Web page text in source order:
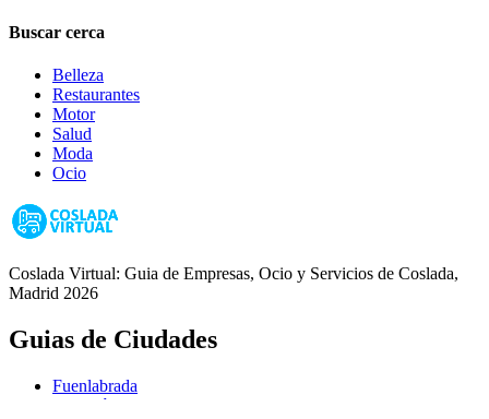
Buscar cerca
Belleza
Restaurantes
Motor
Salud
Moda
Ocio
Coslada Virtual: Guia de Empresas, Ocio y Servicios de Coslada,
Madrid 2026
Guias de Ciudades
Fuenlabrada
Alcorcón